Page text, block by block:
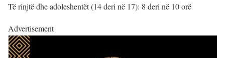
Të rinjtë dhe adoleshentët (14 deri në 17): 8 deri në 10 orë
Advertisement